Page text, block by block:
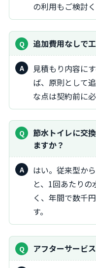
の利用もご検討く
追加費用なしで
見積もり内容にすべての工事項目が含まれていれ
ば、原則として
な点は契約前に
節水トイレに交換すると本当に水道代が下がり
ますか？
はい。従来型から最新の節水トイレに交換する
と、1回あたり
く、年間で数千
す。
アフターサービ